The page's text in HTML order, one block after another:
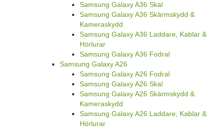
Samsung Galaxy A36 Skal
Samsung Galaxy A36 Skärmskydd &
Kameraskydd
Samsung Galaxy A36 Laddare, Kablar &
Hörlurar
Samsung Galaxy A36 Fodral
Samsung Galaxy A26
Samsung Galaxy A26 Fodral
Samsung Galaxy A26 Skal
Samsung Galaxy A26 Skärmskydd &
Kameraskydd
Samsung Galaxy A26 Laddare, Kablar &
Hörlurar